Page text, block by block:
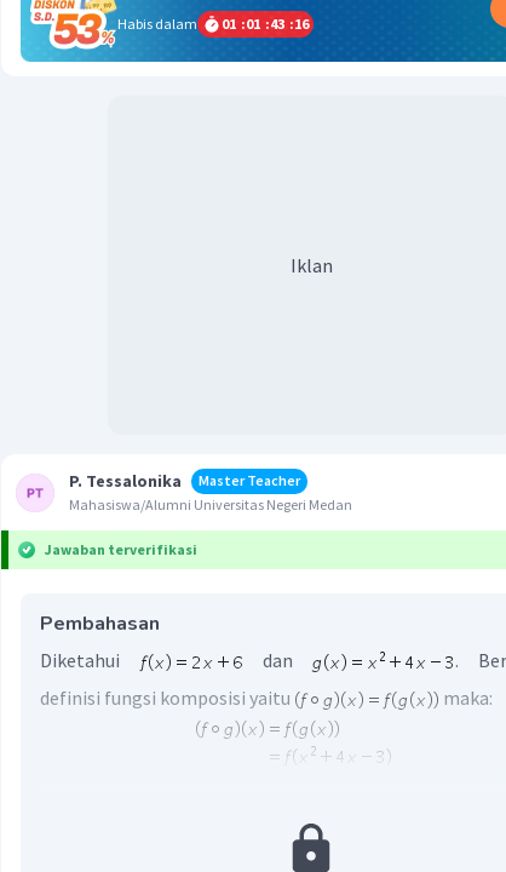
Habis dalam
01 :01 :43 :15
Iklan
P. Tessalonika
Master Teacher
Mahasiswa/Alumni Universitas Negeri Medan
Jawaban terverifikasi
Pembahasan
Diketahui dan
.
definisi fungsi komposisi yaitu
maka: